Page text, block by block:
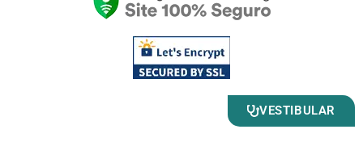
VESTIBULAR